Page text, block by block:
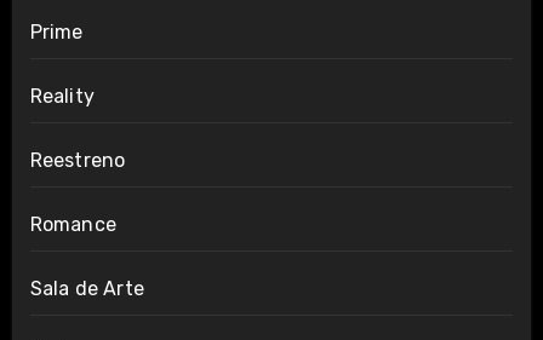
Prime
Reality
Reestreno
Romance
Sala de Arte